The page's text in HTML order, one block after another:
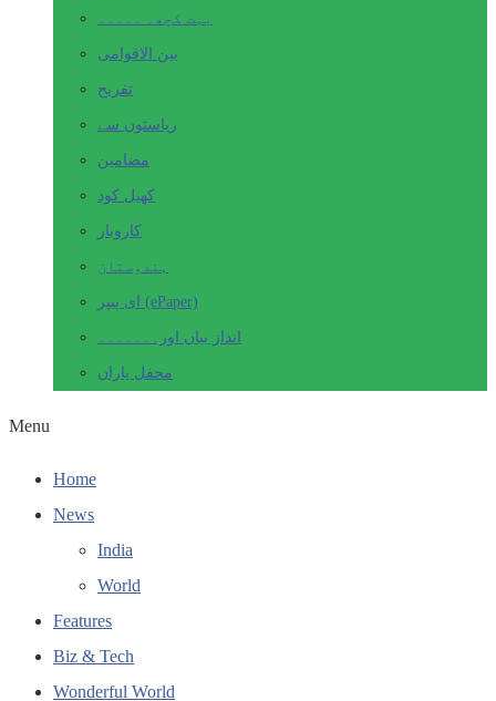
بہت کچھ۔ ۔۔۔۔۔
بین الاقوامی
تفریح
ریاستوں سے
مضامین
کھیل کود
کاروبار
ہندوستان
ای پیپر (ePaper)
انداز بیاں اور۔۔۔۔۔۔۔
محفل یاراں
Menu
Home
News
India
World
Features
Biz & Tech
Wonderful World